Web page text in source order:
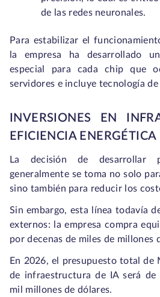
de las redes neuronales.
Para estabilizar el
la empresa ha desarrollado
especial para cada chip que
servidores e incluye tecnología
INVERSIONES EN
EFICIENCIA ENERGÉTICA
La decisión de desarrollar
generalmente se toma no solo
sino también para reducir los
Sin embargo, esta línea todavía
externos: la empresa compra
por decenas de miles de millones
En 2026, el presupuesto total de
de infraestructura de IA será de
mil millones de dólares.